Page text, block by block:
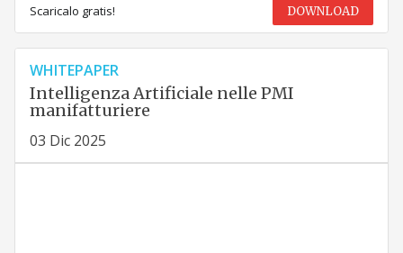
Scaricalo gratis! DOWNLOAD
WHITEPAPER
Intelligenza Artificiale nelle PMI
manifatturiere
03 Dic 2025